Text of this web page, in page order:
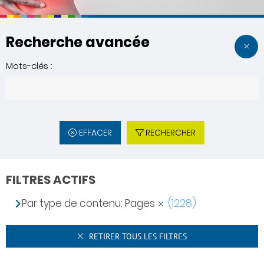
Recherche avancée
Mots-clés :
EFFACER RECHERCHER
FILTRES ACTIFS
Par type de contenu: Pages (1228)
RETIRER TOUS LES FILTRES